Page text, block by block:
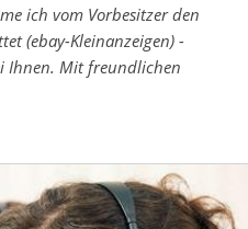
ich vom Vorbesitzer den
(ebay-Kleinanzeigen) -
Ihnen. Mit freundlichen